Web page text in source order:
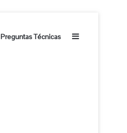
Preguntas Técnicas Barra lateral